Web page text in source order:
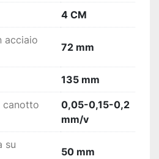
fori, contatore totale
tramite
4.0)
4 CM
acciaio
72 mm
135 mm
canotto
0,05-0,15-0,2
mm/v
su
50 mm